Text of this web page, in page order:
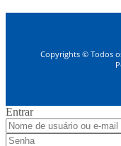
Copyrights © Todos
Entrar